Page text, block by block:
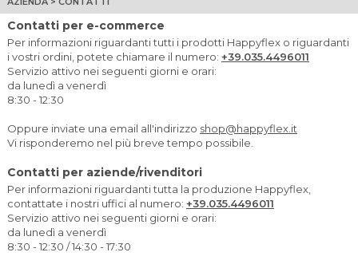
Contatti per e-commerce
Per informazioni riguardanti tutti i prodotti Happyflex o riguardanti
i vostri ordini, potete chiamare il numero: +39.035.4496011
Servizio attivo nei seguenti giorni e orari:
da lunedì a venerdì
8:30 - 12:30
Oppure inviate una email all'indirizzo shop@happyflex.it
Vi risponderemo nel più breve tempo possibile.
Contatti per aziende/rivenditori
Per informazioni riguardanti tutta la produzione Happyflex,
contattate i nostri uffici al numero: +39.035.4496011
Servizio attivo nei seguenti giorni e orari:
da lunedì a venerdì
8:30 - 12:30 / 14:30 - 17:30